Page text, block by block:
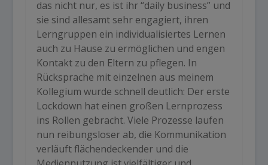
das nicht nur, es ist ihr “daily business” und
sie sind allesamt sehr engagiert, ihren
Lerngruppen ein individualisiertes Lernen
auch zu Hause zu ermöglichen und engen
Kontakt zu den Eltern zu pflegen. In
Rücksprache mit einzelnen aus meinem
Kollegium wurde schnell deutlich: Der erste
Lockdown hat einen großen Lernprozess
ins Rollen gebracht. Viele Prozesse laufen
nun reibungsloser ab, die Kommunikation
verläuft flächendeckender und die